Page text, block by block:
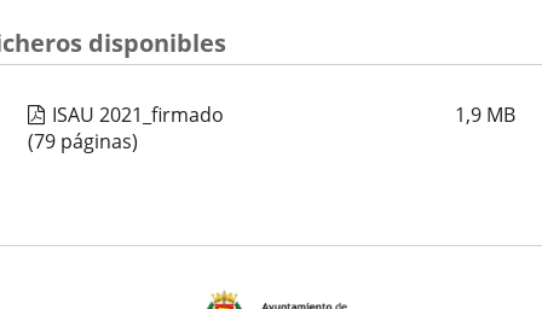
disponibles
ISAU 2021_firmado 1,9 MB
(79 páginas)